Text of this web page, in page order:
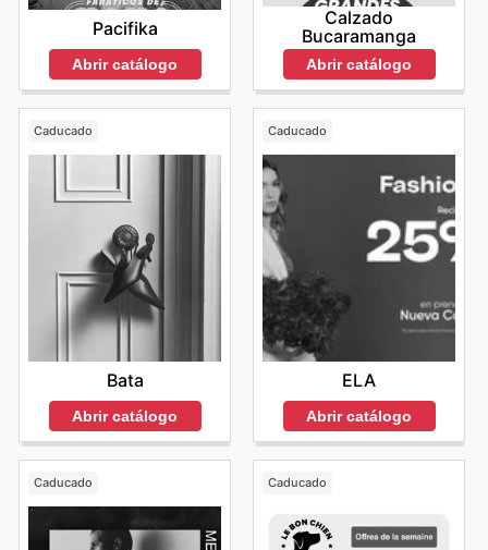
Pacifika
Abrir catálogo
Calzado
Bucaramanga
Abrir catálogo
Caducado
Bata
Abrir catálogo
Caducado
ELA
Abrir catálogo
Caducado Caducado